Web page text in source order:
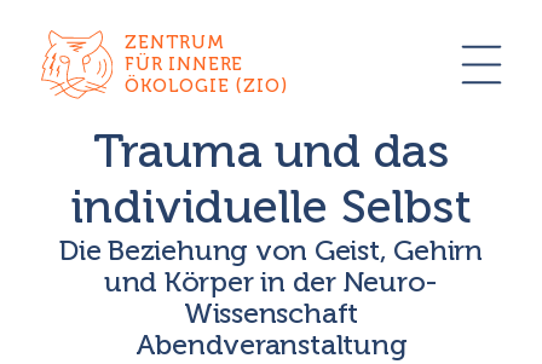
ZENTRUM
FÜR INNERE
ÖKOLOGIE (ZIO)
Trauma und das
individuelle Selbst
Die Beziehung von Geist, Gehirn
und Körper in der Neuro-
Wissenschaft
Abendveranstaltung